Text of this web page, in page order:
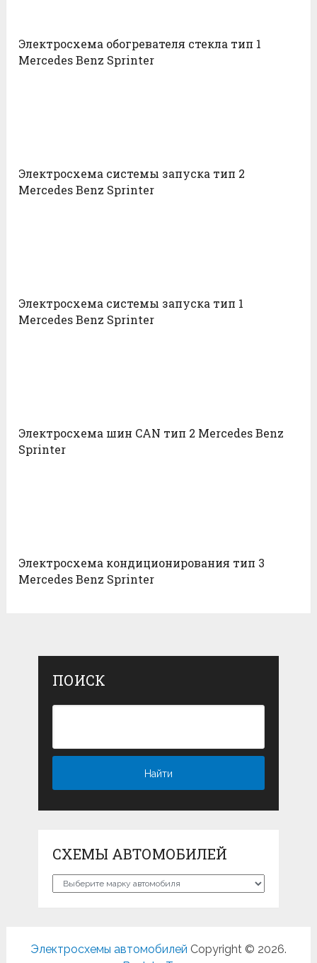
Электросхема обогревателя стекла тип 1
Mercedes Benz Sprinter
Электросхема системы запуска тип 2
Mercedes Benz Sprinter
Электросхема системы запуска тип 1
Mercedes Benz Sprinter
Электросхема шин CAN тип 2 Mercedes Benz
Sprinter
Электросхема кондиционирования тип 3
Mercedes Benz Sprinter
ПОИСК
СХЕМЫ АВТОМОБИЛЕЙ
Схемы
Электросхемы автомобилей Copyright © 2026.